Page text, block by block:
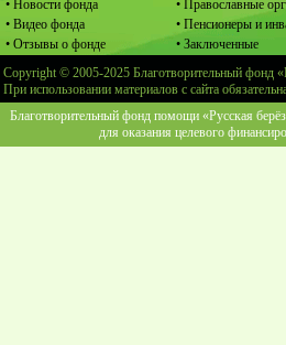
• Новости фонда
• Видео фонда
• Отзывы о фонде
• Православные
• Пенсионеры и
• Заключенные
Copyright © 2005-2025 Благотворительный
При использовании материалов с сайта
Благотворительный фонд помощи «Русская
для оказания целевого